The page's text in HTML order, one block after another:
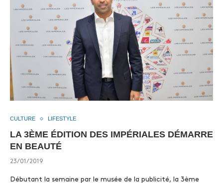
CULTURE LIFESTYLE
LA 3ÈME ÉDITION DES IMPÉRIALES DÉMARRE
EN BEAUTÉ
23/01/2019
Débutant la semaine par le musée de la publicité, la 3ème